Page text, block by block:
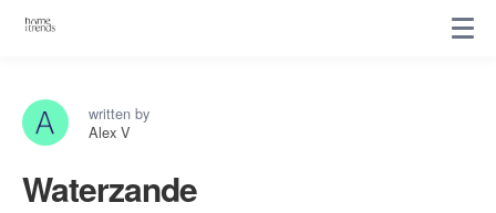
written by
Alex V
Waterzande